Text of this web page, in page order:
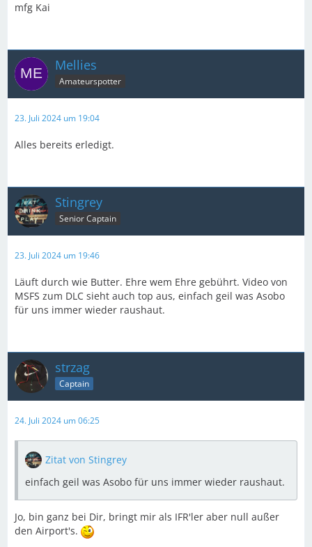
mfg Kai
Mellies
Amateurspotter
23. Juli 2024 um 19:04
Alles bereits erledigt.
Stingrey
Senior Captain
23. Juli 2024 um 19:46
Läuft durch wie Butter. Ehre wem Ehre gebührt. Video von
MSFS zum DLC sieht auch top aus, einfach geil was Asobo
für uns immer wieder raushaut.
strzag
Captain
24. Juli 2024 um 06:25
Zitat von Stingrey
einfach geil was Asobo für uns immer wieder raushaut.
Jo, bin ganz bei Dir, bringt mir als IFR'ler aber null außer
den Airport's.